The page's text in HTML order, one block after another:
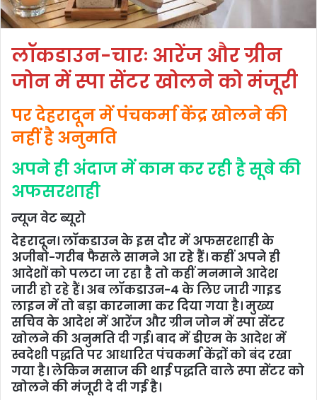
लॉकडाउन-चारः आरेंज और ग्रीन
जोन में स्पा सेंटर खोलने को मंजूरी
पर देहरादून में पंचकर्मा केंद्र खोलने की
नहीं है अनुमति
अपने ही अंदाज में काम कर रही है सूबे की
अफसरशाही
न्यूज वेट ब्यूरो
देहरादून। लॉकडाउन के इस दौर में अफसरशाही के
अजीबो-गरीब फैसले सामने आ रहे हैं। कहीं अपने ही
आदेशों को पलटा जा रहा है तो कहीं मनमाने आदेश
जारी हो रहे हैं। अब लॉकडाउन-4 के लिए जारी गाइड
लाइन में तो बड़ा कारनामा कर दिया गया है। मुख्य
सचिव के आदेश में आरेंज और ग्रीन जोन में स्पा सेंटर
खोलने की अनुमति दी गई। बाद में डीएम के आदेश में
स्वदेशी पद्धति पर आधारित पंचकर्मा केंद्रों को बंद रखा
गया है। लेकिन मसाज की थाई पद्धति वाले स्पा सेंटर को
खोलने की मंजूरी दे दी गई है।